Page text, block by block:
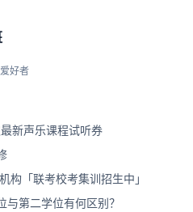
好者
新声乐课程试听券
构「联考校考集训招生中」
第二学位有何区别？